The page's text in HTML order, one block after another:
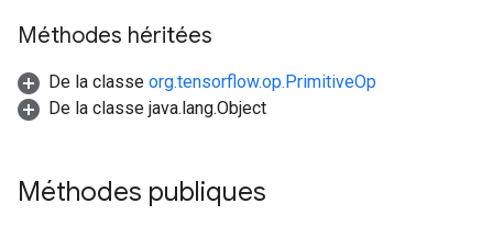
Méthodes héritées
De la classe org.tensorflow.op.PrimitiveOp
De la classe java.lang.Object
Méthodes publiques